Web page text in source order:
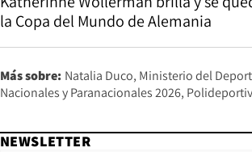
la Copa del Mundo de Alemania
Más sobre: Natalia Duco Ministerio del
Nacionales y Paranacionales 2026
NEWSLETTER